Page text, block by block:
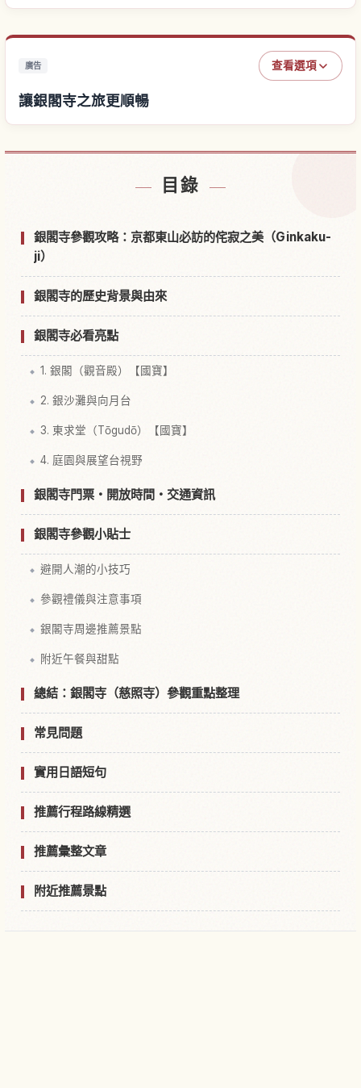
廣告 查看選項
讓銀閣寺之旅更順暢
目錄
銀閣寺參觀攻略：京都東山必訪的侘寂之美（Ginkaku-
ji）
銀閣寺的歷史背景與由來
銀閣寺必看亮點
1. 銀閣（觀音殿）【國寶】
2. 銀沙灘與向月台
3. 東求堂（Tōgudō）【國寶】
4. 庭園與展望台視野
銀閣寺門票・開放時間・交通資訊
銀閣寺參觀小貼士
避開人潮的小技巧
參觀禮儀與注意事項
銀閣寺周邊推薦景點
附近午餐與甜點
總結：銀閣寺（慈照寺）參觀重點整理
常見問題
實用日語短句
推薦行程路線精選
推薦彙整文章
附近推薦景點